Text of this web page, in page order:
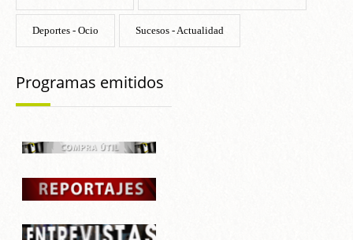
Deportes - Ocio Sucesos - Actualidad
Programas emitidos